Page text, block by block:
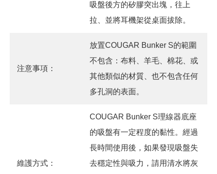
吸盤後方的矽膠突出塊，往上
拉、並將耳機架從桌面拔除。
注意事項：
放置COUGAR Bunker S的範圍
不包含：布料、羊毛、棉花、或
其他類似的材質、也不包含任何
多孔洞的表面。
維護方式：
COUGAR Bunker S理線器底座
的吸盤有一定程度的黏性。經過
長時間使用後，如果發現吸盤失
去穩定性與吸力，請用清水將灰